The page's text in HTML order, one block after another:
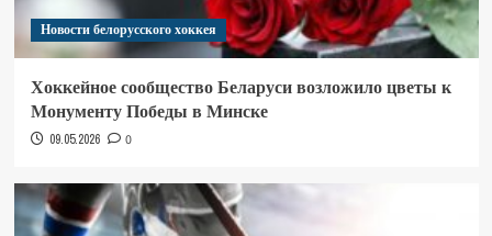
Новости белорусского хоккея
Хоккейное сообщество Беларуси возложило цветы к
Монументу Победы в Минске
09.05.2026 0